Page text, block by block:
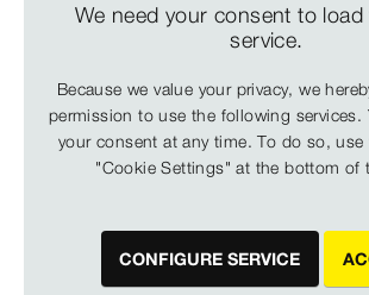
We need your consent to
service.
Because we value your privacy, we
permission to use the following services.
your consent at any time. To do so,
"Cookie Settings" at the bottom of
CONFIGURE SERVICE